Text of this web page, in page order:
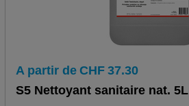
A partir de CHF 37.30
S5 Nettoyant sanitaire nat. 5L